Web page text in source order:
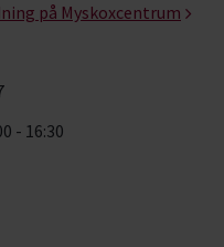
på Myskoxcentrum
- 16:30